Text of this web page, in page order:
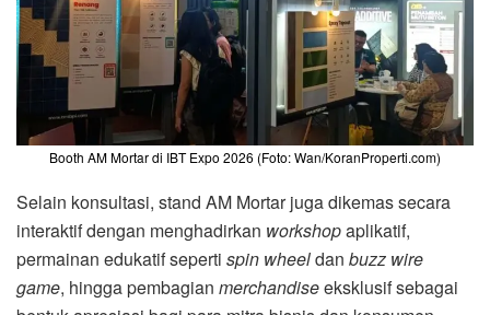
Booth AM Mortar di IBT Expo 2026 (Foto: Wan/KoranProperti.com)
Selain konsultasi, stand AM Mortar juga dikemas secara
interaktif dengan menghadirkan workshopaplikatif,
permainan edukatif seperti spin wheeldan buzz wire
game, hingga pembagian merchandiseeksklusif sebagai